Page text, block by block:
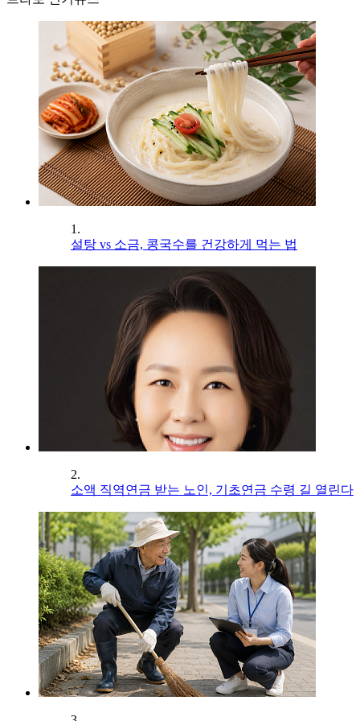
1.
설탕 vs 소금, 콩국수를 건강하게 먹는 법
2.
소액 직역연금 받는 노인, 기초연금 수령 길 열린다